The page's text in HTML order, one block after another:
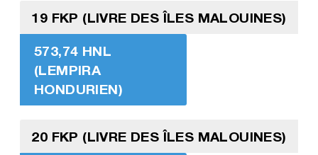
19 FKP (LIVRE DES ÎLES MALOUINES)
573,74 HNL
(LEMPIRA
HONDURIEN)
20 FKP (LIVRE DES ÎLES MALOUINES)